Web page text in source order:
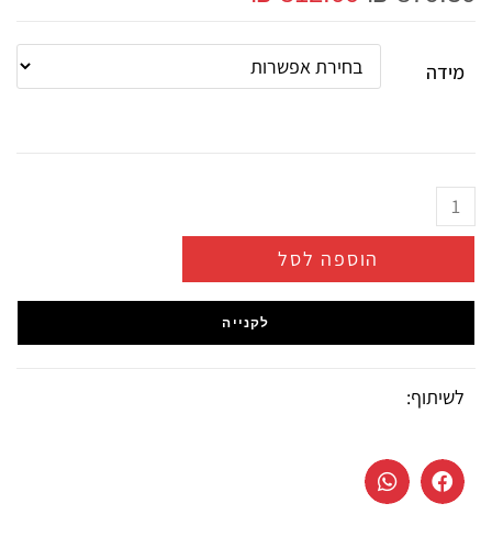
מידה
הוספה לסל
לקנייה
לשיתוף: